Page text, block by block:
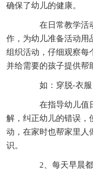
确保了幼儿的健康。
在日常教学活动
作，为幼儿准备活动用
组织活动，仔细观察每
并给需要的孩子提供帮
如：穿脱-衣服
在指导幼儿值日
解，纠正幼儿的错误，
动，在家时也帮家里人
识。
2、每天早晨都